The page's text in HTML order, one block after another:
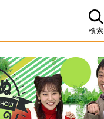
検索